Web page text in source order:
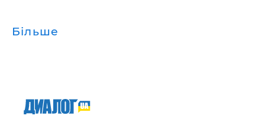
Більше